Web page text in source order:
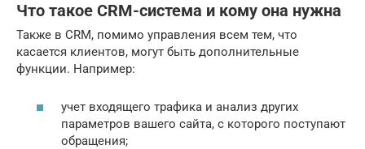
Что такое CRM-система и кому она нужна
Также в CRM, помимо управления всем тем, что
касается клиентов, могут быть дополнительные
функции. Например:
учет входящего трафика и анализ других
параметров вашего сайта, с которого поступают
обращения;